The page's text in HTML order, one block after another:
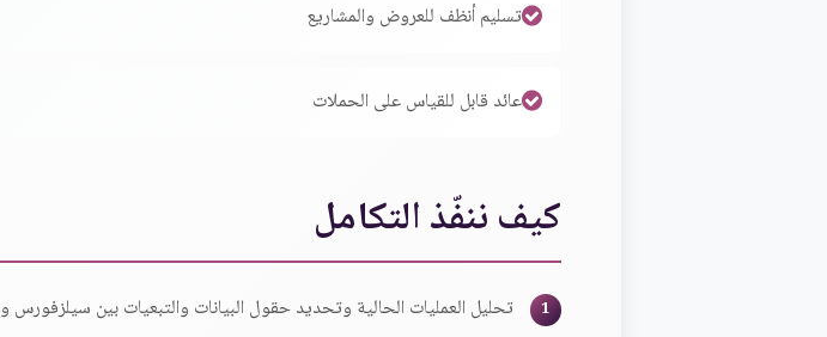
تسليم أنظف للعروض والمشاريع
عائد قابل للقياس على الحملات
كيف ننفّذ التكامل
تحليل العمليات الحالية وتحديد حقول البيانات والتبعيات بين سيلزفورس وOdoo.